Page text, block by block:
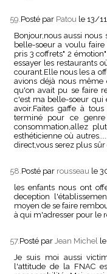
59.Posté par Patou le 13/
Bonjour,nous aussi
belle-soeur a voulu
pris 3 coffrets" 2
essayer les restaurants
courant.Elle nous les a
avions déjà nous même
qu'on avait pu se faire
c'est ma belle-soeur qui
avoir.Faites gaffe à
terminé pour ce
consommation,allez
esthéticienne où
direct,vous serez plus sûr
58.Posté par rousseau le
les enfants nous ont
deception
moyen de se faire
à qui m'adresser pour le
57.Posté par Jean Michel
Je suis moi aussi
l'attitude de la FNAC